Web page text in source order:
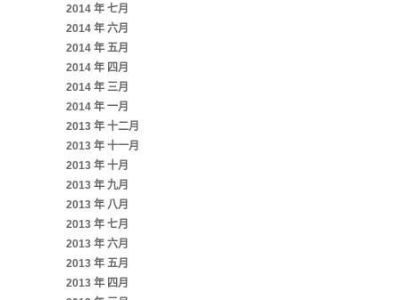
2014 年 七月
2014 年 六月
2014 年 五月
2014 年 四月
2014 年 三月
2014 年 一月
2013 年 十二月
2013 年 十一月
2013 年 十月
2013 年 九月
2013 年 八月
2013 年 七月
2013 年 六月
2013 年 五月
2013 年 四月